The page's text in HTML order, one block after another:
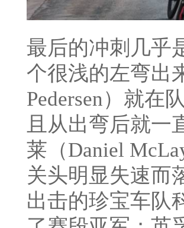
最后的冲刺几乎
个很浅的左弯出
Pedersen）就在
且从出弯后就一
莱（Daniel
关头明显失速而
出击的珍宝车队